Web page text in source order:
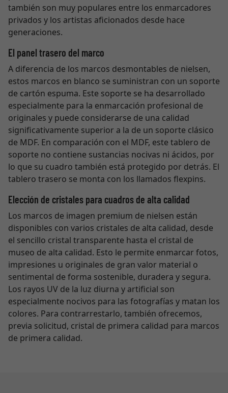
también son muy populares entre los enmarcadores
privados y los artistas aficionados desde hace
generaciones.
El panel trasero del marco
A diferencia de los marcos desmontables de nielsen,
estos marcos en blanco se suministran con un soporte
de cartón espuma. Este soporte se ha desarrollado
especialmente para la enmarcación profesional de
originales y puede considerarse de una calidad
significativamente superior a la de un soporte clásico
de MDF. En comparación con el MDF, este tablero de
soporte no contiene sustancias nocivas ni ácidos, por
lo que su cuadro también está protegido por detrás. El
tablero trasero se monta con los llamados flexpins.
Elección de cristales para cuadros de alta calidad
Los marcos de imagen premium de nielsen están
disponibles con varios cristales de alta calidad, desde
el sencillo cristal transparente hasta el cristal de
museo de alta calidad. Esto le permite enmarcar fotos,
impresiones u originales de gran valor material o
sentimental de forma sostenible, duradera y segura.
Los rayos UV de la luz diurna y artificial son
especialmente nocivos para las fotografías y matan los
colores. Para contrarrestarlo, también ofrecemos,
previa solicitud, cristal de primera calidad para marcos
de primera calidad.